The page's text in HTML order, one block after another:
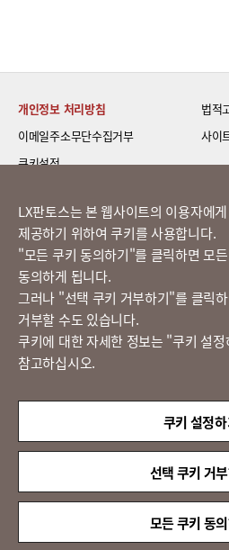
개인정보 처리방침
법적
이메일주소무단수집거부
사이
쿠키설정
LG 베스트 케어
고객의 소리
정도경영 신
(주)LX판토스 사업자등록번호 : 116-81-
서울시 종로구 새문안로
대표전화 :02-3771-2114
해외직구 문의 : 02-3771-2013 / 2014
© LX Pantos Co., Ltd. All rights
LX판토스는 본 웹사이트의 이용자에
제공하기 위하여 쿠키를 사용합니다.
​"모든 쿠키 동의하기"를 클릭하면 모
동의하게 됩니다.
그러나 "선택 쿠키 거부하기"를 클릭
거부할 수도 있습니다.
쿠키에 대한 자세한 정보는 "쿠키 설
참고하십시오.
쿠키 설정
선택 쿠키 거
모든 쿠키 동